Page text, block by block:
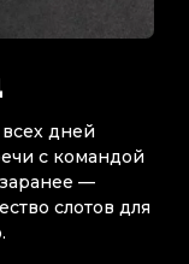
дней
с командой
—
слотов для